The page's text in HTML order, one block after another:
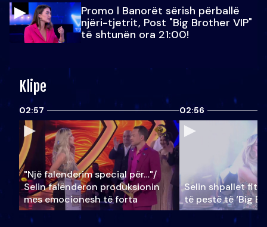
Promo l Banorët sërish përballë
njëri-tjetrit, Post "Big Brother VIP"
të shtunën ora 21:00!
Klipe
02:57
"Një falenderim special për…"/
Selin falënderon produksionin
mes emocionesh të forta
02:56
Selin shpallet
të pestë të ‘Big